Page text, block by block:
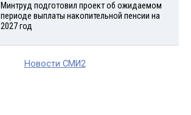
Минтруд подготовил проект об ожидаемом
периоде выплаты накопительной пенсии на
2027 год
Новости СМИ2